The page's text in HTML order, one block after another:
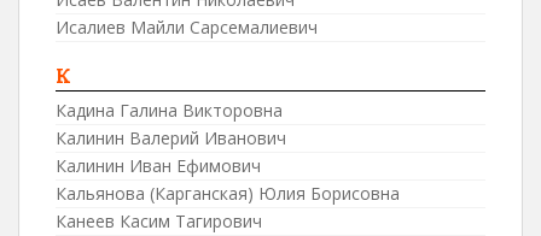
Исалиев Майли Сарсемалиевич
К
Кадина Галина Викторовна
Калинин Валерий Иванович
Калинин Иван Ефимович
Кальянова (Карганская) Юлия Борисовна
Канеев Касим Тагирович